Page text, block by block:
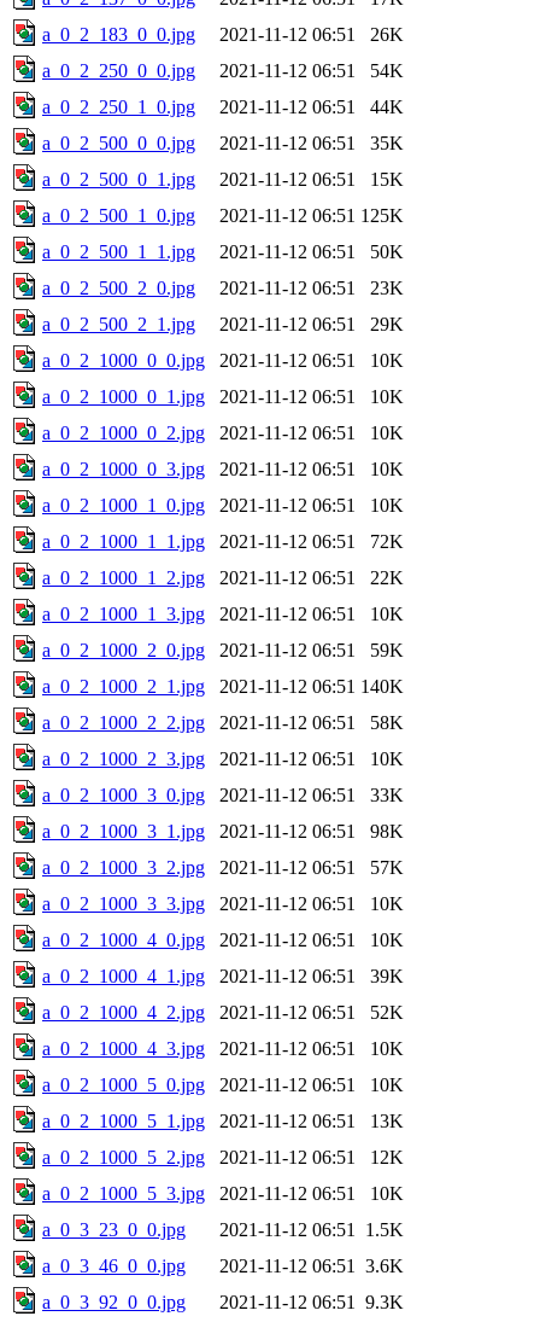
a_0_2_183_0_0.jpg
2021-11-12 06:51
26K
a_0_2_250_0_0.jpg
2021-11-12 06:51
54K
a_0_2_250_1_0.jpg
2021-11-12 06:51
44K
a_0_2_500_0_0.jpg
2021-11-12 06:51
35K
a_0_2_500_0_1.jpg
2021-11-12 06:51
15K
a_0_2_500_1_0.jpg
2021-11-12 06:51 125K
a_0_2_500_1_1.jpg
2021-11-12 06:51
50K
a_0_2_500_2_0.jpg
2021-11-12 06:51
23K
a_0_2_500_2_1.jpg
2021-11-12 06:51
29K
a_0_2_1000_0_0.jpg
2021-11-12 06:51
10K
a_0_2_1000_0_1.jpg
2021-11-12 06:51
10K
a_0_2_1000_0_2.jpg
2021-11-12 06:51
10K
a_0_2_1000_0_3.jpg
2021-11-12 06:51
10K
a_0_2_1000_1_0.jpg
2021-11-12 06:51
10K
a_0_2_1000_1_1.jpg
2021-11-12 06:51
72K
a_0_2_1000_1_2.jpg
2021-11-12 06:51
22K
a_0_2_1000_1_3.jpg
2021-11-12 06:51
10K
a_0_2_1000_2_0.jpg
2021-11-12 06:51
59K
a_0_2_1000_2_1.jpg
2021-11-12 06:51 140K
a_0_2_1000_2_2.jpg
2021-11-12 06:51
58K
a_0_2_1000_2_3.jpg
2021-11-12 06:51
10K
a_0_2_1000_3_0.jpg
2021-11-12 06:51
33K
a_0_2_1000_3_1.jpg
2021-11-12 06:51
98K
a_0_2_1000_3_2.jpg
2021-11-12 06:51
57K
a_0_2_1000_3_3.jpg
2021-11-12 06:51
10K
a_0_2_1000_4_0.jpg
2021-11-12 06:51
10K
a_0_2_1000_4_1.jpg
2021-11-12 06:51
39K
a_0_2_1000_4_2.jpg
2021-11-12 06:51
52K
a_0_2_1000_4_3.jpg
2021-11-12 06:51
10K
a_0_2_1000_5_0.jpg
2021-11-12 06:51
10K
a_0_2_1000_5_1.jpg
2021-11-12 06:51
13K
a_0_2_1000_5_2.jpg
2021-11-12 06:51
12K
a_0_2_1000_5_3.jpg
2021-11-12 06:51
10K
a_0_3_23_0_0.jpg
2021-11-12 06:51
1.5K
a_0_3_46_0_0.jpg
2021-11-12 06:51
3.6K
a_0_3_92_0_0.jpg
2021-11-12 06:51 9.3K